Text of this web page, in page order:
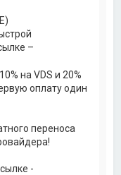
–
на VDS и 20%
оплату один
переноса
-